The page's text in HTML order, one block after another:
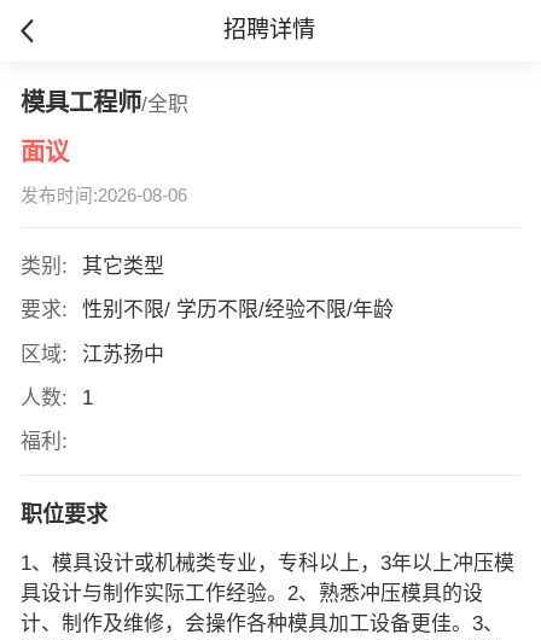
招聘详情
模具工程师/全职
面议
发布时间:2026-08-06
类别:
其它类型
要求:
性别不限/ 学历不限/经验不限/年龄
区域:
江苏扬中
人数:
1
福利:
职位要求
1、模具设计或机械类专业，专科以上，3年以上冲压模
具设计与制作实际工作经验。2、熟悉冲压模具的设
计、制作及维修，会操作各种模具加工设备更佳。3、